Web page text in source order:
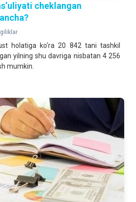
cheklangan
holatiga ko‘ra 20 842 tani tashkil
yilning shu davriga nisbatan 4 256
mumkin.